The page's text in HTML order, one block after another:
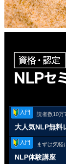
入門 読者数10万
大人気NLP無料
入門 まずは気軽
NLP体験講座